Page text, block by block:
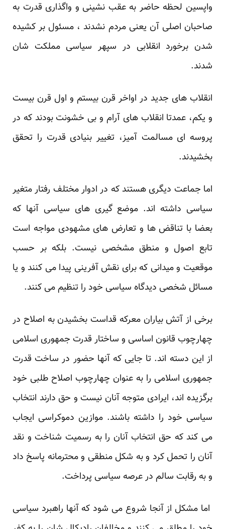
واپسین لحظه حاضر به عقب نشینی و واگذاری قدرت به
صاحبان اصلی آن یعنی مردم نشدند ، مسئول بر کشیده
شدن برخورد انقلابی در سپهر سیاسی مملکت شان
شدند.
انقلاب های جدید در اواخر قرن بیستم و اول قرن بیست
و یکم، عمدتا انقلاب های آرام و بی خشونت بودند که در
پروسه ای مسالمت آمیز، تغییر بنیادی قدرت را تحقق
بخشیدند.
اما جماعت دیگری هستند که در ادوار مختلف رفتار متغیر
سیاسی داشته اند. موضع گیری های سیاسی آنها که
بعضا با تناقض ها و تعارض های مشهودی مواجه است
تابع اصول و منطق مشخصی نیست. بلکه بر حسب
موقعیت و میدانی که برای نقش آفرینی پیدا می کنند و یا
مسائل شخصی دیدگاه سیاسی خود را تنظیم می کنند.
برخی از آتش بیاران معرکه قداست بخشیدن به اصلاح در
چهارچوب قانون اساسی و ساختار قدرت جمهوری اسلامی
از این دسته اند. تا جایی که آنها حضور در ساخت قدرت
جمهوری اسلامی را به عنوان چهارچوب اصلاح طلبی خود
برگزیده اند، ایرادی متوجه آنان نیست و حق دارند انتخاب
سیاسی خود را داشته باشند. موازین دموکراسی ایجاب
می کند که حق انتخاب آنان را به رسمیت شناخت و نقد
آنان را تحمل کرد و به شکل منطقی و محترمانه پاسخ داد
و به رقابت سالم در عرصه سیاسی پرداخت.
اما مشکل از آنجا شروع می شود که آنها راهبرد سیاسی